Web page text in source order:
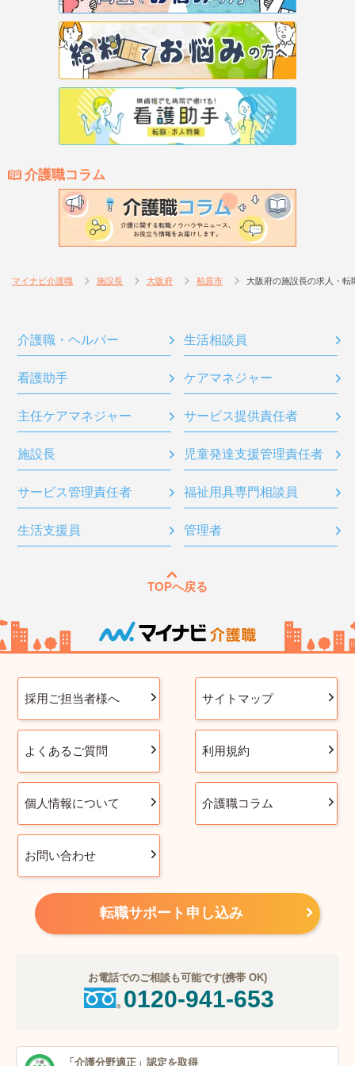
介護職コラム
マイナビ介護職 施設長 大阪府 柏原市 大阪府の施設長の求人・転
介護職・ヘルパー 生活相談員
看護助手 ケアマネジャー
主任ケアマネジャー サービス提供責任者
施設長 児童発達支援管理責任者
サービス管理責任者 福祉用具専門相談員
生活支援員 管理者
TOPへ戻る
採用ご担当者様へ サイトマップ
よくあるご質問 利用規約
個人情報について 介護職コラム
お問い合わせ
転職サポート申し込み
お電話でのご相談も可能です(携帯 OK)
0120-941-653
「介護分野適正」 認定を取得